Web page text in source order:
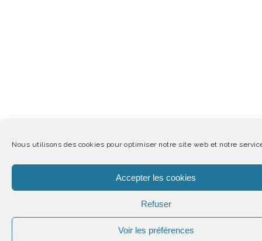
Nous utilisons des cookies pour optimiser notre site web et notre
Accepter les cookies
Refuser
Voir les préférences